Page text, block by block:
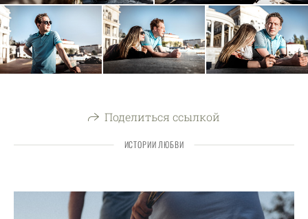
Поделиться ссылкой
ИСТОРИИ ЛЮБВИ